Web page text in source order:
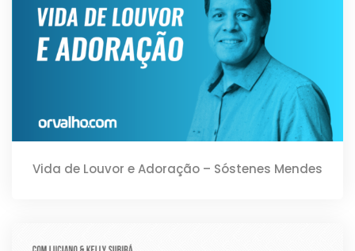
Vida de Louvor e Adoração – Sóstenes Mendes